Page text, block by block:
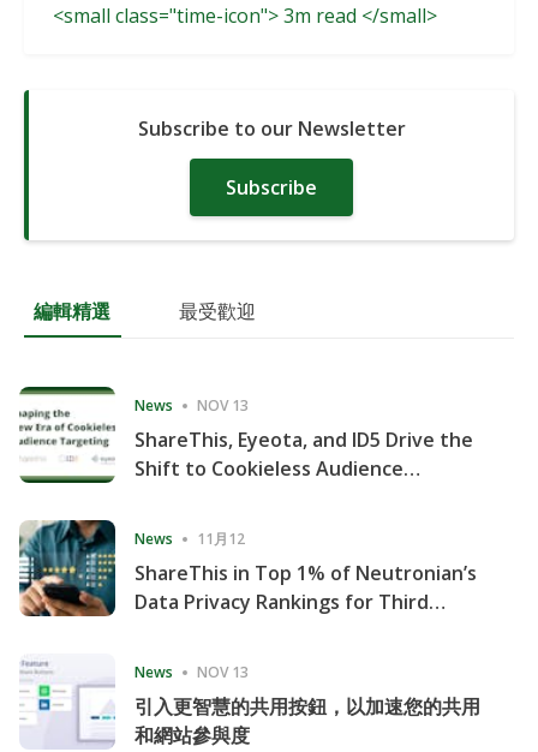
<small class="time-icon"> 3m read </small>
Subscribe to our Newsletter
Subscribe
編輯精選 最受歡迎
News NOV 13
ShareThis, Eyeota, and ID5 Drive the
Shift to Cookieless Audience
News 11月12
ShareThis in Top 1% of Neutronian’s
Data Privacy Rankings for Third
News NOV 13
引入更智慧的共用按鈕，以加速您的共用
和網站參與度